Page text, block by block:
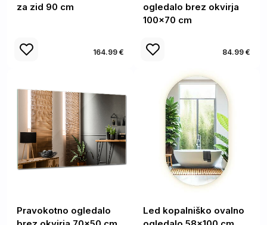
za zid 90 cm
164.99 €
ogledalo brez okvirja
100x70 cm
84.99 €
Pravokotno ogledalo
Led kopalniško ovalno